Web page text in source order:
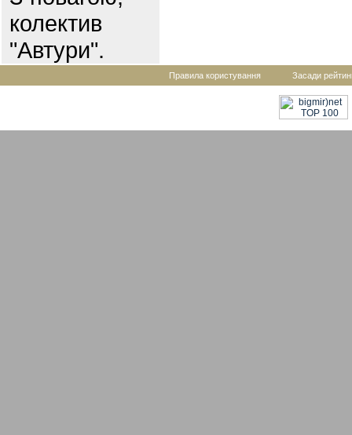
колектив
"Автури".
Правила користування Засади